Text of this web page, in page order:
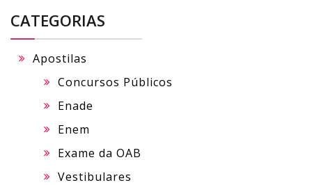
CATEGORIAS
Apostilas
Concursos Públicos
Enade
Enem
Exame da OAB
Vestibulares